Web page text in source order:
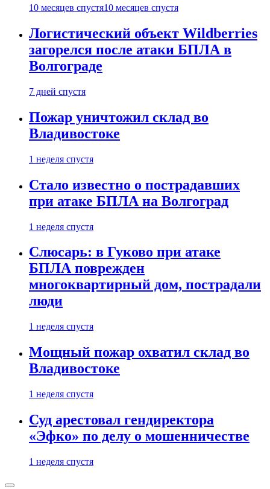
10 месяцев спустя10 месяцев спустя
Логистический объект Wildberries
загорелся после атаки БПЛА в
Волгограде
7 дней спустя
Пожар уничтожил склад во
Владивостоке
1 неделя спустя
Стало известно о пострадавших
при атаке БПЛА на Волгоград
1 неделя спустя
Слюсарь: в Гуково при атаке
БПЛА поврежден
многоквартирный дом, пострадали
люди
1 неделя спустя
Мощный пожар охватил склад во
Владивостоке
1 неделя спустя
Суд арестовал гендиректора
«Эфко» по делу о мошенничестве
1 неделя спустя